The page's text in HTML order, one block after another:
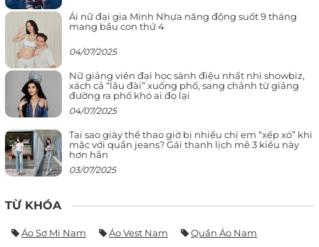
Ái nữ đại gia Minh Nhựa năng động suốt 9 tháng
mang bầu con thứ 4
04/07/2025
Nữ giảng viên đại học sành điệu nhất nhì showbiz,
xách cả “lâu đài” xuống phố, sang chảnh từ giảng
đường ra phố khó ai đọ lại
04/07/2025
Tại sao giày thể thao giờ bị nhiều chị em “xếp xó” khi
mặc với quần jeans? Gái thanh lịch mê 3 kiểu này
hơn hẳn
03/07/2025
TỪ KHÓA
Áo Sơ Mi Nam Áo Vest Nam Quần Áo Nam